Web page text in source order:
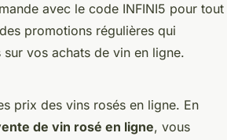
avec le code INFINI5 pour tout
promotions régulières qui
vos achats de vin en ligne.
prix des vins rosés en ligne. En
de vin rosé en ligne, vous